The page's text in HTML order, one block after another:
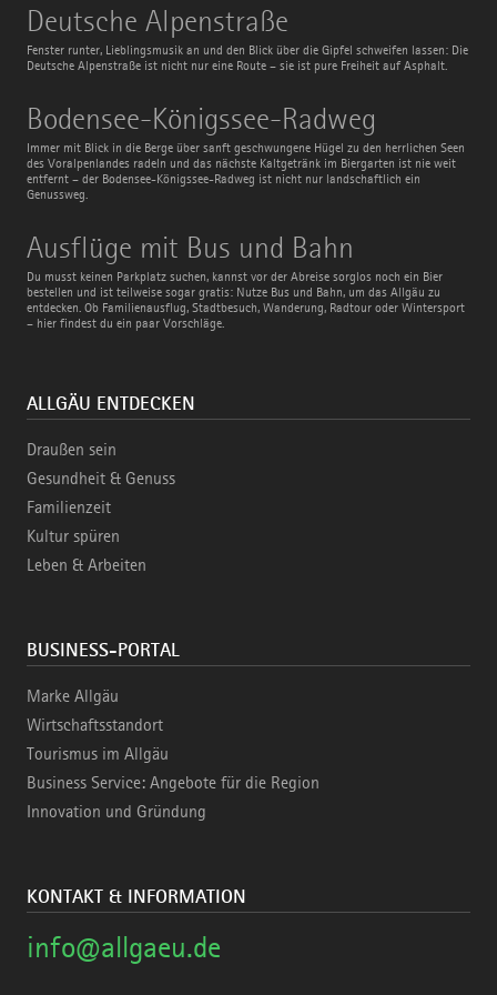
Deutsche Alpenstraße
Fenster runter, Lieblingsmusik an und den Blick über die Gipfel schweifen lassen: Die
Deutsche Alpenstraße ist nicht nur eine Route – sie ist pure Freiheit auf Asphalt.
Deutsche
Alpenstraße
Bodensee-Königssee-Radweg
Immer mit Blick in die Berge über sanft geschwungene Hügel zu den herrlichen Seen
des Voralpenlandes radeln und das nächste Kaltgetränk im Biergarten ist nie weit
entfernt – der Bodensee-Königssee-Radweg ist nicht nur landschaftlich ein
Genussweg.
Bodensee-
Königssee-
Radweg
Ausflüge mit Bus und Bahn
Du musst keinen Parkplatz suchen, kannst vor der Abreise sorglos noch ein Bier
bestellen und ist teilweise sogar gratis: Nutze Bus und Bahn, um das Allgäu zu
entdecken. Ob Familienausflug, Stadtbesuch, Wanderung, Radtour oder Wintersport
– hier findest du ein paar Vorschläge.
Ausflüge
mit
Bus
und
Bahn
ALLGÄU ENTDECKEN
Draußen sein
Gesundheit & Genuss
Familienzeit
Kultur spüren
Leben & Arbeiten
BUSINESS-PORTAL
Marke Allgäu
Wirtschaftsstandort
Tourismus im Allgäu
Business Service: Angebote für die Region
Innovation und Gründung
KONTAKT & INFORMATION
info@allgaeu.de